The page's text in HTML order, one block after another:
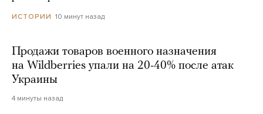
ИСТОРИИ 10 минут назад
Продажи товаров военного назначения
на Wildberries упали на 20-40% после атак
Украины
4 минуты назад